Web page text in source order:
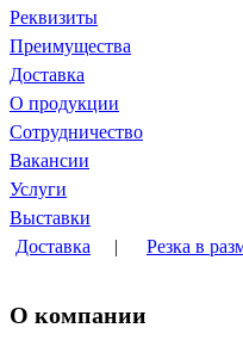
Реквизиты
Преимущества
Доставка
О продукции
Сотрудничество
Вакансии
Услуги
Выставки
Доставка | Резка в
О компании